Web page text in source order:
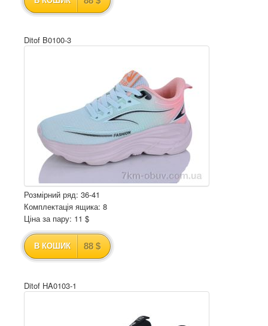
Ditof B0100-3
Розмірний ряд: 36-41
Комплектація ящика: 8
Ціна за пару: 11 $
В КОШИК 88 $
Ditof HA0103-1